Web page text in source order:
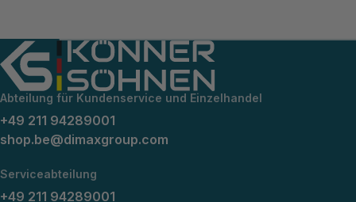
Abteilung für Kundenservice und Einzelhandel
+49 211 94289001
shop.be@dimaxgroup.com
Serviceabteilung
+49 211 94289001